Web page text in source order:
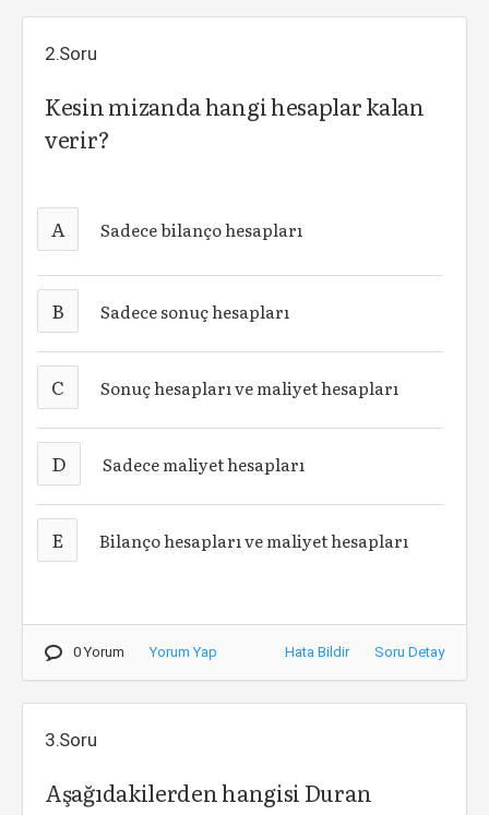
2.Soru
Kesin mizanda hangi hesaplar kalan
verir?
A Sadece bilanço hesapları
B Sadece sonuç hesapları
C Sonuç hesapları ve maliyet hesapları
D Sadece maliyet hesapları
E Bilanço hesapları ve maliyet hesapları
0 Yorum Yorum Yap Hata Bildir Soru Detay
3.Soru
Aşağıdakilerden hangisi Duran